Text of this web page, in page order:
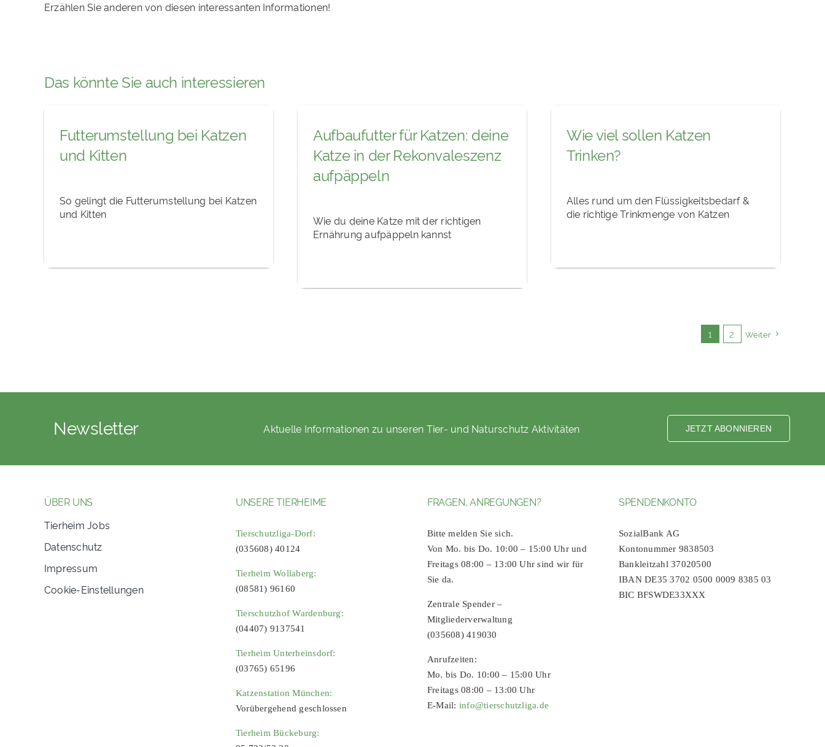
Erzählen Sie anderen von diesen interessanten Informationen!
Das könnte Sie auch interessieren
Futterumstellung bei Katzen
und Kitten
So gelingt die Futterumstellung bei Katzen
und Kitten
Aufbaufutter für Katzen: deine
Katze in der Rekonvaleszenz
aufpäppeln
Wie du deine Katze mit der richtigen
Ernährung aufpäppeln kannst
Wie viel sollen Katzen
Trinken?
Alles rund um den Flüssigkeitsbedarf &
die richtige Trinkmenge von Katzen
1 2 Weiter
Newsletter Aktuelle Informationen zu unseren Tier- und Naturschutz Aktivitäten JETZT ABONNIEREN
ÜBER UNS
Tierheim Jobs
Datenschutz
Impressum
Cookie-Einstellungen
UNSERE TIERHEIME
Tierschutzliga-Dorf:
(035608) 40124
Tierheim Wollaberg:
(08581) 96160
Tierschutzhof Wardenburg:
(04407) 9137541
Tierheim Unterheinsdorf:
(03765) 65196
Katzenstation München:
Vorübergehend geschlossen
Tierheim Bückeburg:
FRAGEN, ANREGUNGEN?
Bitte melden Sie sich.
Von Mo. bis Do. 10:00 – 15:00 Uhr und
Freitags 08:00 – 13:00 Uhr sind wir für
Sie da.
Zentrale Spender –
Mitgliederverwaltung
(035608) 419030
Anrufzeiten:
Mo. bis Do. 10:00 – 15:00 Uhr
Freitags 08:00 – 13:00 Uhr
E-Mail: info@tierschutzliga.de
SPENDENKONTO
SozialBank AG
Kontonummer 9838503
Bankleitzahl 37020500
IBAN DE35 3702 0500 0009 8385 03
BIC BFSWDE33XXX